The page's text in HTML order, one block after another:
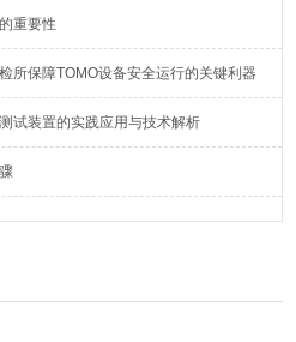
重要性
所保障TOMO设备安全运行的关键利器
试装置的实践应用与技术解析